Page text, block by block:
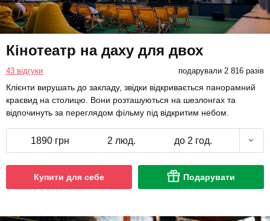
Кінотеатр на даху для двох
43 відгуки подарували 2 816 разів
Клієнти вирушать до закладу, звідки відкривається панорамний
краєвид на столицю. Вони розташуються на шезлонгах та
відпочинуть за переглядом фільму під відкритим небом.
1890 грн 2 люд. до 2 год.
Купити для себе Подарувати